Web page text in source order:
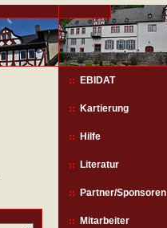
EBIDAT
Kartierung
Hilfe
Literatur
Partner/Sponsoren
Mitarbeiter